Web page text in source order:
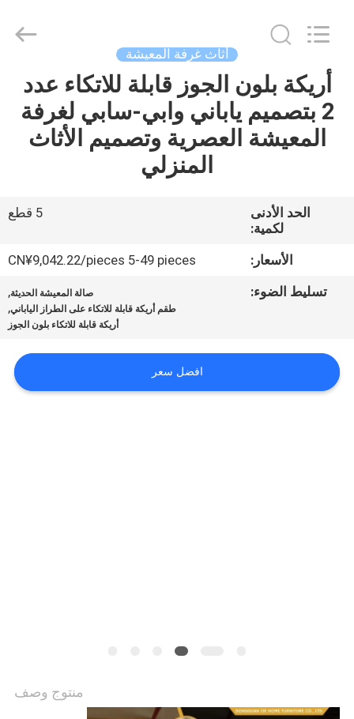
منزل
المنتجات
فيديو
الواقع
حول
بنا
القضايا
Furniture
Rights
أثاث غرفة المعيشة
أريكة بلون الجوز قابلة للاتكاء عدد
2 بتصميم ياباني وابي-سابي لغرفة
المعيشة العصرية وتصميم الأثاث
المنزلي
الحد الأدنى
لكمية:
5 قطع
الأسعار:
CN¥9,042.22/pieces 5-49 pieces
تسليط الضوء:
صالة المعيشة الحديثة,
طقم أريكة قابلة للاتكاء على الطراز الياباني,
أريكة قابلة للاتكاء بلون الجوز
افضل سعر
منتوج وصف